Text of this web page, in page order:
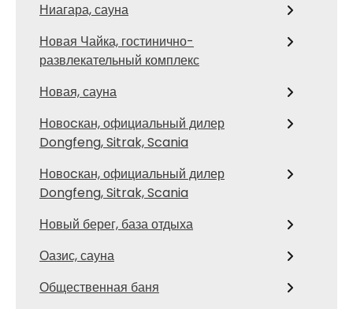
Ниагара, сауна
Новая Чайка, гостинично-
развлекательный комплекс
Новая, сауна
Новоcкан, официальный дилер
Dongfeng, Sitrak, Scania
Новоcкан, официальный дилер
Dongfeng, Sitrak, Scania
Новый берег, база отдыха
Оазис, сауна
Общественная баня